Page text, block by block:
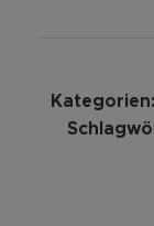
Kategorien: